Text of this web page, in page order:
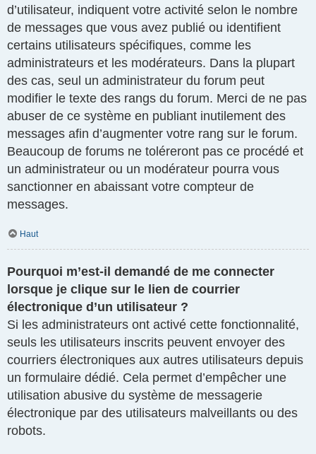
d’utilisateur, indiquent votre activité selon le nombre
de messages que vous avez publié ou identifient
certains utilisateurs spécifiques, comme les
administrateurs et les modérateurs. Dans la plupart
des cas, seul un administrateur du forum peut
modifier le texte des rangs du forum. Merci de ne pas
abuser de ce système en publiant inutilement des
messages afin d’augmenter votre rang sur le forum.
Beaucoup de forums ne toléreront pas ce procédé et
un administrateur ou un modérateur pourra vous
sanctionner en abaissant votre compteur de
messages.
Haut
Pourquoi m’est-il demandé de me connecter
lorsque je clique sur le lien de courrier
électronique d’un utilisateur ?
Si les administrateurs ont activé cette fonctionnalité,
seuls les utilisateurs inscrits peuvent envoyer des
courriers électroniques aux autres utilisateurs depuis
un formulaire dédié. Cela permet d’empêcher une
utilisation abusive du système de messagerie
électronique par des utilisateurs malveillants ou des
robots.